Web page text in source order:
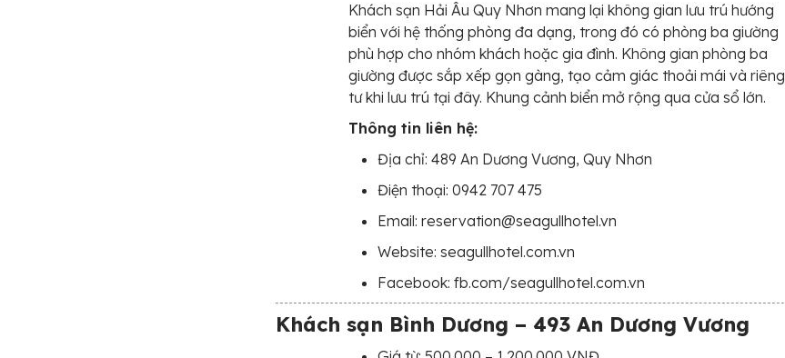
Khách sạn Hải Âu Quy Nhơn mang lại không gian lưu trú hướng
biển với hệ thống phòng đa dạng, trong đó có phòng ba giường
phù hợp cho nhóm khách hoặc gia đình. Không gian phòng ba
giường được sắp xếp gọn gàng, tạo cảm giác thoải mái và riêng
tư khi lưu trú tại đây. Khung cảnh biển mở rộng qua cửa sổ lớn.
Thông tin liên hệ:
Địa chỉ: 489 An Dương Vương, Quy Nhơn
Điện thoại: 0942 707 475
Email: reservation@seagullhotel.vn
Website: seagullhotel.com.vn
Facebook: fb.com/seagullhotel.com.vn
Khách sạn Bình Dương – 493 An Dương Vương